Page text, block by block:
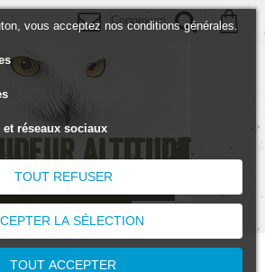
Connexion
vous acceptez nos conditions générales.
réseaux sociaux
TOUT REFUSER
LA SÉLECTION
TOUT ACCEPTER